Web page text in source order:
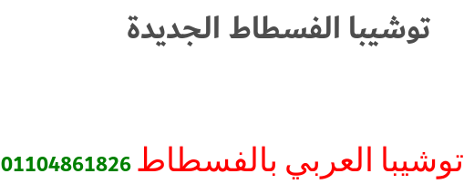
توشيبا الفسطاط الجديدة
توشيبا العربي بالفسطاط01104861826